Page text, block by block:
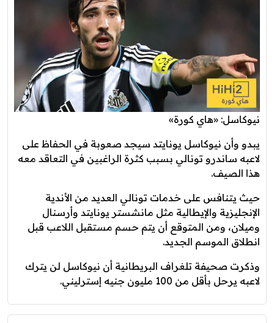
نيوكاسل: «هاي كورة»
يبدو وأن نيوكاسل يونايتد سيجد صعوبة في الحفاظ على
لاعبه ساندرو تونالي بسبب كثرة الراغبين في التعاقد معه
هذا الصيف.
حيث يتنافس على خدمات تونالي العديد من الأندية
الإنجليزية والإيطالية مثل مانشستر يونايتد وأرسنال
وميلان، ومن المتوقع أن يتم حسم مستقبل اللاعب قبل
انطلاق الموسم الجديد.
وذكرت صحيفة تلغراف البريطانية أن نيوكاسل لن يترك
لاعبه يرحل بأقل من 100 مليون جنيه إسترليني.